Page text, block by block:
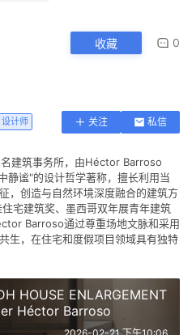
收藏 0
计师 关注
私信
建筑事务所，由Héctor Barroso
静谧"的设计哲学著称，擅长利用当
，创造与自然环境深度融合的建筑方
宅建筑奖、墨西哥双年展青年建筑
Barroso通过尊重场地文脉和采用
生，在住宅和度假项目领域具有独特
HOUSE ENLARGEMENT
Héctor Barroso